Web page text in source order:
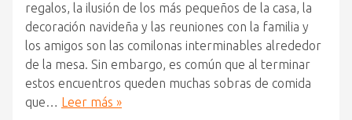
regalos, la ilusión de los más pequeños de la casa, la
decoración navideña y las reuniones con la familia y
los amigos son las comilonas interminables alrededor
de la mesa. Sin embargo, es común que al terminar
estos encuentros queden muchas sobras de comida
que…
Leer más »